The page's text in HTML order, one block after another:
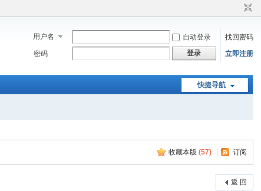
用户名 自动登录
找回密码
密码
登录 立即注册
快捷导航
收藏本版 (57) 订阅
返 回